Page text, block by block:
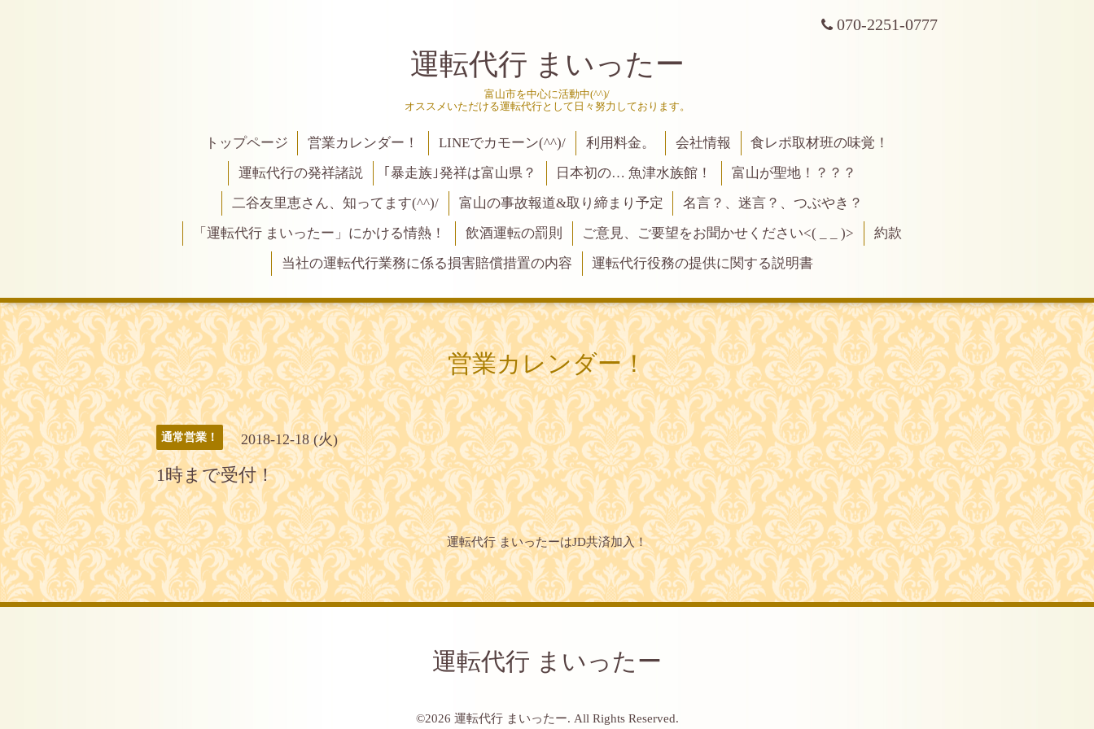
070-2251-0777
運転代行 まいったー
富山市を中心に活動中(^^)/
オススメいただける運転代行として日々努力しております。
トップページ 営業カレンダー！ LINEでカモーン(^^)/ 利用料金。 会社情報
食レポ取材班の味覚！
運転代行の発祥諸説
｢暴走族｣発祥は富山県？ 日本初の… 魚津水族館！
富山が聖地！？？？
二谷友里恵さん、知ってます(^^)/
富山の事故報道&取り締まり予定
名言？、迷言？、つぶやき？
「運転代行 まいったー」にかける情熱！
飲酒運転の罰則 ご意見、ご要望をお聞かせください<( _ _ )>
約款
当社の運転代行業務に係る損害賠償措置の内容
運転代行役務の提供に関する説明書
営業カレンダー！
通常営業！ 2018-12-18 (火)
1時まで受付！
運転代行 まいったーはJD共済加入！
運転代行 まいったー
©2026 運転代行 まいったー. All Rights Reserved.